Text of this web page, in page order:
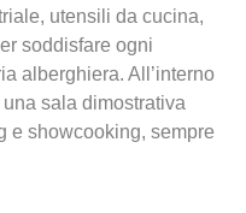
utensili da cucina,
soddisfare ogni
alberghiera. All’interno
sala dimostrativa
e showcooking, sempre